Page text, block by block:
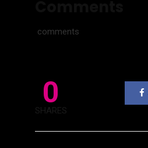
comments
0
SHARES